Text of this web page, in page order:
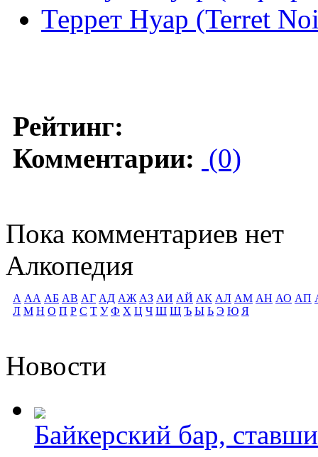
Террет Нуар (Terret
Рейтинг:
Комментарии: (0)
Пока комментариев нет
Алкопедия
А АА АБ АВ АГ АД АЖ АЗ АИ АЙ АК АЛ АМ АН АО АП
Л М Н О П Р С Т У Ф Х Ц Ч Ш Щ Ъ Ы Ь Э Ю Я
Новости
Байкерский бар,